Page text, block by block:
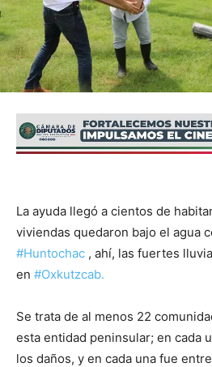
La ayuda llegó a cientos de
viviendas quedaron bajo el agua
#Huntochac , ahí, las fuertes
en #Oxkutzcab.
Se trata de al menos 22
esta entidad peninsular; en cada
los daños, y en cada una fue